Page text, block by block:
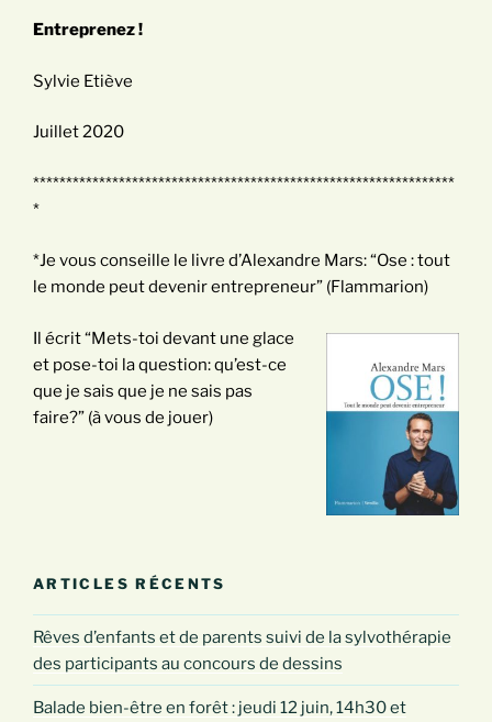
Entreprenez !
Sylvie Etiève
Juillet 2020
****************************************************************
*
*Je vous conseille le livre d’Alexandre Mars: “Ose : tout
le monde peut devenir entrepreneur” (Flammarion)
Il écrit “Mets-toi devant une glace
et pose-toi la question: qu’est-ce
que je sais que je ne sais pas
faire?” (à vous de jouer)
ARTICLES RÉCENTS
Rêves d’enfants et de parents suivi de la sylvothérapie
des participants au concours de dessins
Balade bien-être en forêt : jeudi 12 juin, 14h30 et